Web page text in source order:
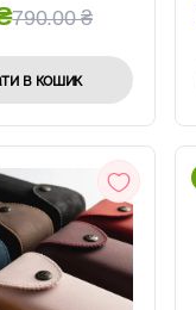
790.00₴
в кошик